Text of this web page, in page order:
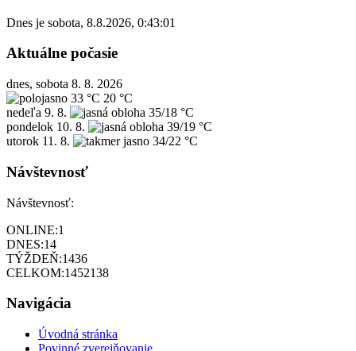
Dnes je sobota, 8.8.2026, 0:43:01
Aktuálne počasie
dnes, sobota 8. 8. 2026
33 °C 20 °C
nedeľa 9. 8.
35/18 °C
pondelok 10. 8.
39/19 °C
utorok 11. 8. 34/22 °C
Návštevnosť
Návštevnosť:
ONLINE:1
DNES:14
TÝŽDEŇ:1436
CELKOM:1452138
Navigácia
Úvodná stránka
Povinné zverejňovanie